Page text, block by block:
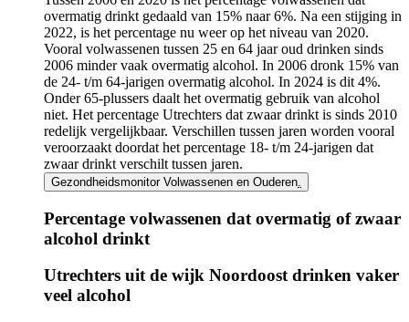
overmatig drinkt gedaald van 15% naar 6%. Na een stijging in
2022, is het percentage nu weer op het niveau van 2020.
Vooral volwassenen tussen 25 en 64 jaar oud drinken sinds
2006 minder vaak overmatig alcohol. In 2006 dronk 15% van
de 24- t/m 64-jarigen overmatig alcohol. In 2024 is dit 4%.
Onder 65-plussers daalt het overmatig gebruik van alcohol
niet. Het percentage Utrechters dat zwaar drinkt is sinds 2010
redelijk vergelijkbaar. Verschillen tussen jaren worden vooral
veroorzaakt doordat het percentage 18- t/m 24-jarigen dat
zwaar drinkt verschilt tussen jaren.
Gezondheidsmonitor Volwassenen en Ouderen.
Percentage volwassenen dat overmatig of zwaar
alcohol drinkt
Infogram
URL
Utrechters uit de wijk Noordoost drinken vaker
veel alcohol